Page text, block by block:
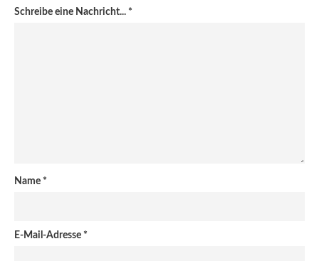
Schreibe eine Nachricht... *
Name *
E-Mail-Adresse *